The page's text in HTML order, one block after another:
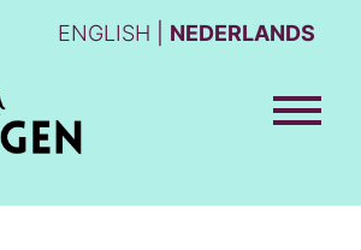
ENGLISH NEDERLANDS